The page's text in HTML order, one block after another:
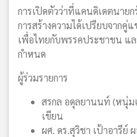
การเปิดตัวว่าที่แคนดิเดตนาย
การสร้างความได้เปรียบจากคู่
เพื่อไทยกับพรรคประชาชน แ
กำหนด
ผู้ร่วมรายการ
สรกล อดุลยานนท์ (หนุ่
เขียน
ผศ. ดร.สุวิชา เป้าอารีย์